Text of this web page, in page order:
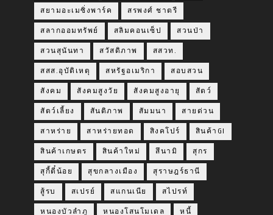
สยามอะเมซิ่งพาร์ค สรพงศ์ ชาตรี
สลากออมทรัพย์ สลิมคอนเซ็ป สวนป่า
สวนสุนันทา สวัสดิภาพ สสวท.
สสส.อุบัติเหตุ สหรัฐอเมริกา สอบสวน
สังคม สังคมสูงวัย สังคมสูงอายุ สัตว์
สัตว์เลี้ยง สันติภาพ สัมมนา สายด่วน
สาหร่าย สาหร่ายทอด สิงคโปร์ สินค้าGI
สินค้าเกษตร สินค้าใหม่ สึนามิ สุกร
สุกี้ตี๋น้อย สุขกลางเมือง สุราษฎร์ธานี
สู้รบ สเปรย์ สแกนเนีย สไปรท์
หนองบัวลำภู หนองโสนโมเดล หนี้